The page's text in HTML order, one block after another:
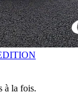
à la fois.